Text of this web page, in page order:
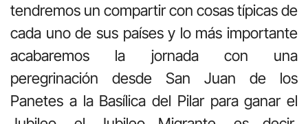
tendremos un compartir con cosas típicas de
cada uno de sus países y lo más importante
acabaremos la jornada con una
peregrinación desde San Juan de los
Panetes a la Basílica del Pilar para ganar el